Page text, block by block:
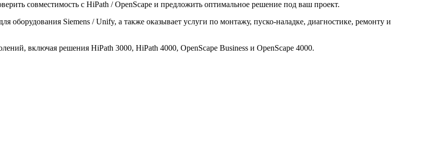
совместимость с HiPath / OpenScape и предложить оптимальное решение под ваш проект.
оборудования Siemens / Unify, а также оказывает услуги по монтажу, пуско-наладке, диагностике, ремонту и
включая решения HiPath 3000, HiPath 4000, OpenScape Business и OpenScape 4000.